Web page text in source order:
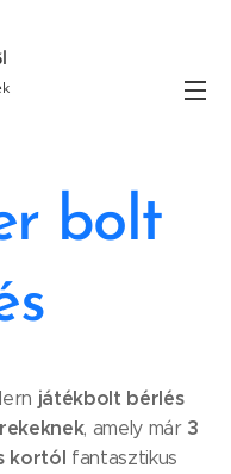
bolt
játékbolt bérlés
, amely már 3
kortól fantasztikus